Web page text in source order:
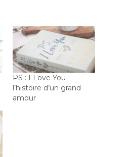
PS : I Love You –
l’histoire d’un grand
amour